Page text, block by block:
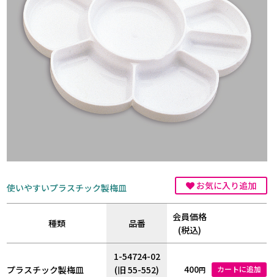
使いやすいプラスチック製梅皿 お気に入り追加
種類 品番
会員価格
(税込)
プラスチック製梅皿
1-54724-02
(旧 55-552)
400円 カートに追加